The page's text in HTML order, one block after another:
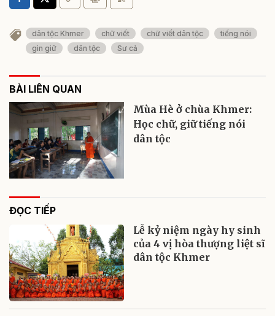
dân tộc Khmer chữ viết chữ viết dân tộc
tiếng nói
gìn giữ
dân tộc Sư cả
BÀI LIÊN QUAN
Mùa Hè ở chùa Khmer:
Học chữ, giữ tiếng nói
dân tộc
ĐỌC TIẾP
Lễ kỷ niệm ngày hy sinh
của 4 vị hòa thượng liệt sĩ
dân tộc Khmer